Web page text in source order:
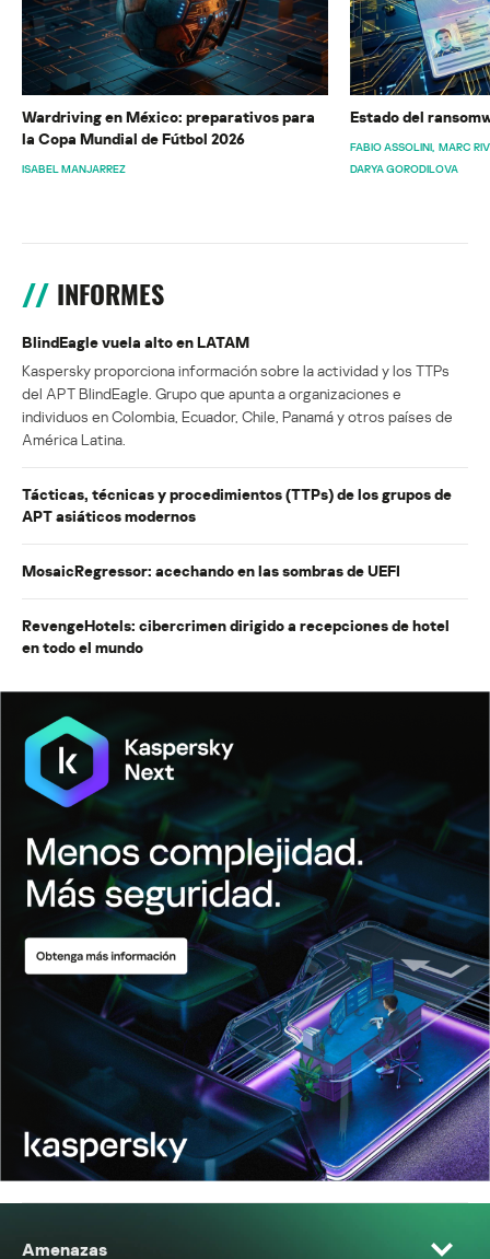
Wardriving en México: preparativos para
la Copa Mundial de Fútbol 2026
ISABEL MANJARREZ
Estado del
FABIO ASSOLINI MARC
DARYA GORODILOVA
INFORMES
BlindEagle vuela alto en LATAM
Kaspersky proporciona información sobre la actividad y los TTPs
del APT BlindEagle. Grupo que apunta a organizaciones e
individuos en Colombia, Ecuador, Chile, Panamá y otros países de
América Latina.
Tácticas, técnicas y procedimientos (TTPs) de los grupos de
APT asiáticos modernos
MosaicRegressor: acechando en las sombras de UEFI
RevengeHotels: cibercrimen dirigido a recepciones de hotel
en todo el mundo
Amenazas